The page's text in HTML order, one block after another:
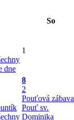
So
dne
1
8
2
Pouťová zábava
Pouť sv.
Dominika